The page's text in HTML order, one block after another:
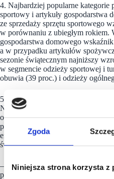
Zgoda
Niniejsza strona korzysta z
4. Najbardziej popularne kategorie
sportowy i artykuły gospodarstwa
ze sprzedaży sprzętu sportowego
w porównaniu z ubiegłym rokiem.
gospodarstwa domowego
a w przypadku artykułów
sezonie świątecznym najniższy
w segmencie odzieży sportowej i
obuwia (39 proc.) i odzieży
5. Sprzedawcy przygotowują się
Na całym świecie można
o wartości przekraczającej 330
proc. wartości wszystkich
efekt wzrostu obrotów w handlu
świątecznym.
– Okres przedświąteczny w roku
pandemii. Zmusiło to sprzedawców